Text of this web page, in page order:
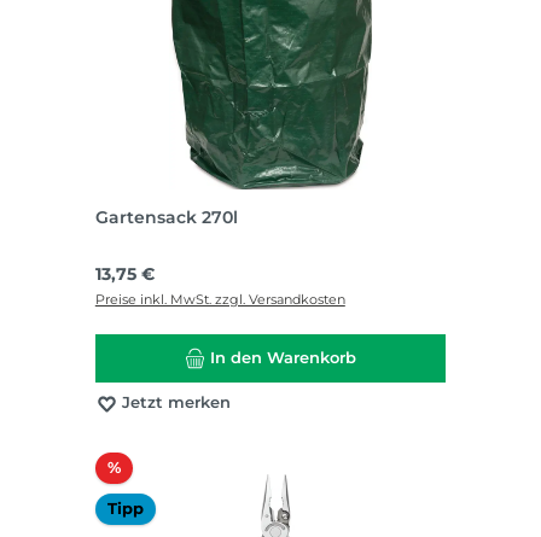
Gartensack 270l
Regulärer Preis:
13,75 €
Preise inkl. MwSt. zzgl. Versandkosten
In den Warenkorb
Jetzt merken
%Rabatt
Tipp